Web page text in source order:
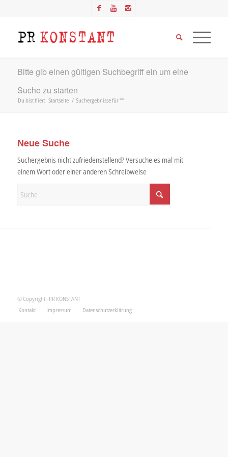
Bitte gib einen gültigen Suchbegriff ein um eine
Suche zu starten
Du bist hier: Startseite / Suchergebnisse für ""
Neue Suche
Suchergebnis nicht zufriedenstellend? Versuche es mal mit
einem Wort oder einer anderen Schreibweise
© Copyright - PR KONSTANT
Kontakt
Impressum Datenschutzerklärung